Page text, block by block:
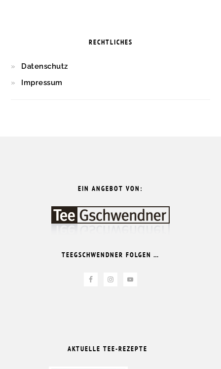
RECHTLICHES
Datenschutz
Impressum
EIN ANGEBOT VON:
TEEGSCHWENDNER FOLGEN …
AKTUELLE TEE-REZEPTE